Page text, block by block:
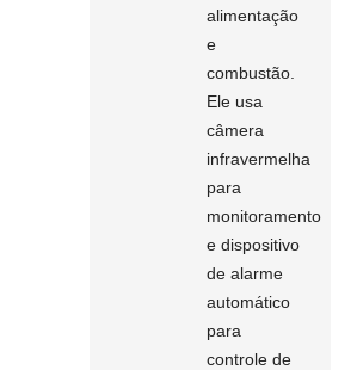
alimentação
e
combustão.
Ele usa
câmera
infravermelha
para
monitoramento
e dispositivo
de alarme
automático
para
controle de